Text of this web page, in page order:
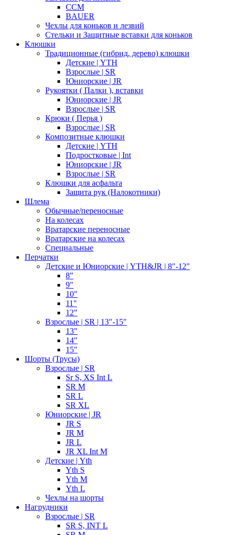
CCM
BAUER
Чехлы для коньков и лезвий
Стельки и Защитные вставки для коньков
Клюшки
Традиционные (гибрид, дерево) клюшки
Детские | YTH
Взрослые | SR
Юниорские | JR
Рукоятки ( Палки ), вставки
Юниорские | JR
Взрослые | SR
Крюки ( Перья )
Взрослые | SR
Композитные клюшки
Детские | YTH
Подростковые | Int
Юниорские | JR
Взрослые | SR
Клюшки для асфальта
Защита рук (Налокотники)
Шлема
Обычные/переносные
На колесах
Вратарские переносные
Вратарские на колесах
Специальные
Перчатки
Детские и Юниорские | YTH&JR | 8"-12"
8"
9"
10"
11"
12"
Взрослые | SR | 13"-15"
13"
14"
15"
Шорты (Трусы)
Взрослые | SR
Sr S, XS Int L
SR M
SR L
SR XL
Юниорские | JR
JR S
JR M
JR L
JR XL Int M
Детские | Yth
Yth S
Yth M
Yth L
Чехлы на шорты
Нагрудники
Взрослые | SR
SR S, INT L